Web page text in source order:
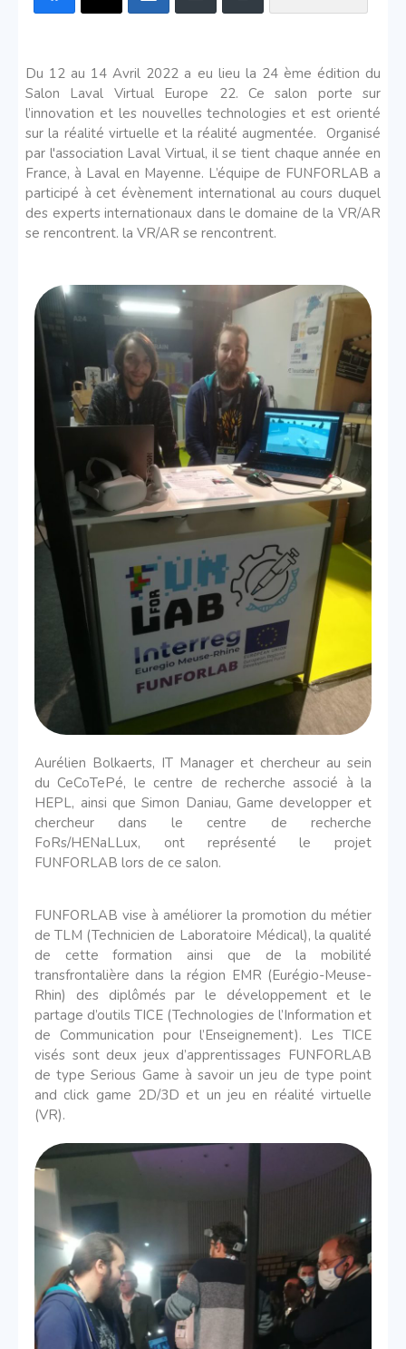
Du 12 au 14 Avril 2022 a eu lieu la 24 ème édition du
Salon Laval Virtual Europe 22. Ce salon porte sur
l’innovation et les nouvelles technologies et est orienté
sur la réalité virtuelle et laréalité augmentée. Organisé
par l'association Laval Virtual, il se tient chaque année en
France, à Laval en Mayenne. L’équipe de FUNFORLAB a
participé à cet évènement international au cours duquel
des experts internationaux dans le domaine de la VR/AR
se rencontrent.la VR/AR se rencontrent.
Aurélien Bolkaerts, IT Manager et chercheur au sein
du CeCoTePé, le centre de recherche associé à la
HEPL, ainsi que Simon Daniau, Game developper et
chercheur dans le centre de recherche
FoRs/HENaLLux, ont représentéle projet
FUNFORLAB lors de ce salon.
FUNFORLAB vise à améliorer la promotion du métier
de TLM (Technicien de Laboratoire Médical), la qualité
de cette formation ainsi que de la mobilité
transfrontalière dans la région EMR (Eurégio-Meuse-
Rhin) des diplômés par le développement et le
partage d’outils TICE (Technologies de l’Information et
de Communication pour l’Enseignement). Les TICE
visés sont deux jeux d’apprentissages FUNFORLAB
de type Serious Game à savoir un jeu de type point
and click game 2D/3D et un jeu en réalité virtuelle
(VR).